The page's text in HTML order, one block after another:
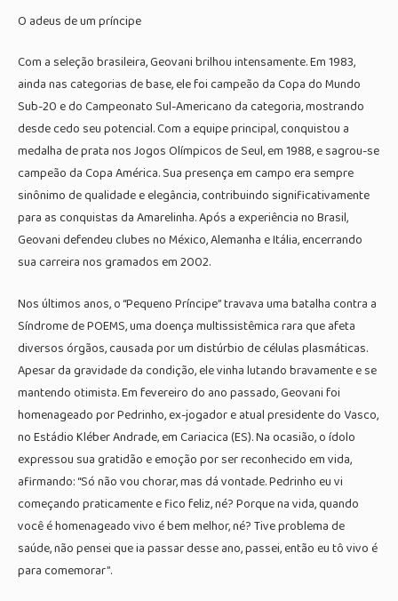
O adeus de um príncipe
Com a seleção brasileira, Geovani brilhou intensamente. Em 1983,
ainda nas categorias de base, ele foi campeão da Copa do Mundo
Sub-20 e do Campeonato Sul-Americano da categoria, mostrando
desde cedo seu potencial. Com a equipe principal, conquistou a
medalha de prata nos Jogos Olímpicos de Seul, em 1988, e sagrou-se
campeão da Copa América. Sua presença em campo era sempre
sinônimo de qualidade e elegância, contribuindo significativamente
para as conquistas da Amarelinha. Após a experiência no Brasil,
Geovani defendeu clubes no México, Alemanha e Itália, encerrando
sua carreira nos gramados em 2002.
Nos últimos anos, o “Pequeno Príncipe” travava uma batalha contra a
Síndrome de POEMS, uma doença multissistêmica rara que afeta
diversos órgãos, causada por um distúrbio de células plasmáticas.
Apesar da gravidade da condição, ele vinha lutando bravamente e se
mantendo otimista. Em fevereiro do ano passado, Geovani foi
homenageado por Pedrinho, ex-jogador e atual presidente do Vasco,
no Estádio Kléber Andrade, em Cariacica (ES). Na ocasião, o ídolo
expressou sua gratidão e emoção por ser reconhecido em vida,
afirmando: “Só não vou chorar, mas dá vontade. Pedrinho eu vi
começando praticamente e fico feliz, né? Porque na vida, quando
você é homenageado vivo é bem melhor, né? Tive problema de
saúde, não pensei que ia passar desse ano, passei, então eu tô vivo é
para comemorar”.